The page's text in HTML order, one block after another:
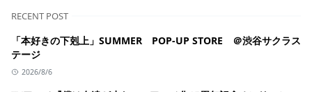
RECENT POST
「本好きの下剋上」SUMMER POP-UP STORE ＠渋谷サクラス
テージ
2026/8/6